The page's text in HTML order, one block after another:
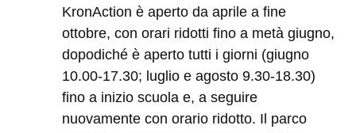
KronAction è aperto da aprile a fine
ottobre, con orari ridotti fino a metà giugno,
dopodiché è aperto tutti i giorni (giugno
10.00-17.30; luglio e agosto 9.30-18.30)
fino a inizio scuola e, a seguire
nuovamente con orario ridotto. Il parco